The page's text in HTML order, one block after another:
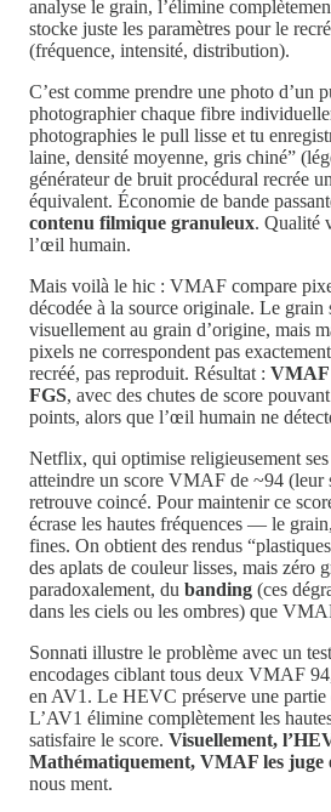
analyse le grain, l’élimine
stocke juste les paramètres pour le
(fréquence, intensité, distribution).
C’est comme prendre une photo d’un
photographier chaque fibre
photographies le pull lisse et tu
laine, densité moyenne, gris chiné”
générateur de bruit procédural recrée
équivalent. Économie de bande
contenu filmique granuleux. Qualité
l’œil humain.
Mais voilà le hic : VMAF compare
décodée à la source originale. Le grain
visuellement au grain d’origine, mais
pixels ne correspondent pas
recréé, pas reproduit. Résultat : VMAF
FGS, avec des chutes de score
points, alors que l’œil humain ne
Netflix, qui optimise religieusement
atteindre un score VMAF de ~94 (leur
retrouve coincé. Pour maintenir ce
écrase les hautes fréquences — le
fines. On obtient des rendus
des aplats de couleur lisses, mais zéro
paradoxalement, du banding (ces
dans les ciels ou les ombres) que
Sonnati illustre le problème avec un
encodages ciblant tous deux VMAF
en AV1. Le HEVC préserve une partie
L’AV1 élimine complètement les
satisfaire le score. Visuellement,
Mathématiquement, VMAF les juge
nous ment.